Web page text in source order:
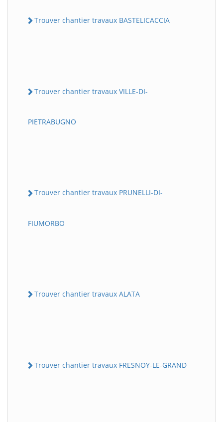
Trouver chantier travaux BASTELICACCIA
Trouver chantier travaux VILLE-DI-
PIETRABUGNO
Trouver chantier travaux PRUNELLI-DI-
FIUMORBO
Trouver chantier travaux ALATA
Trouver chantier travaux FRESNOY-LE-GRAND